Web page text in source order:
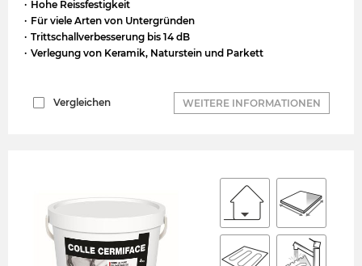
Hohe Reissfestigkeit
Für viele Arten von Untergründen
Trittschallverbesserung bis 14 dB
Verlegung von Keramik, Naturstein und Parkett
WEITERE INFORMATIONEN
Vergleichen